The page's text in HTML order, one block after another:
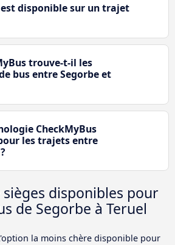
disponible sur un trajet
trouve-t-il les
bus entre Segorbe et
CheckMyBus
les trajets entre
disponibles pour
de Segorbe à Teruel
la moins chère disponible pour